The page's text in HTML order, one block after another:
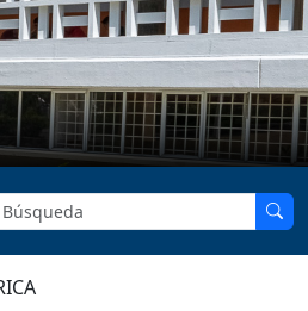
Buscar en el sitio: